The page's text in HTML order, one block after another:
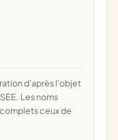
Les noms
ceux de